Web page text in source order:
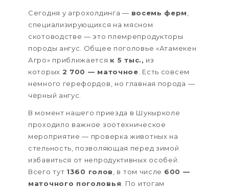
Сегодня у агрохолдинга — восемь ферм
специализирующихся на мясном
скотоводстве — это племрепродукторы
породы ангус. Общее поголовье «Атамекен
Агро» приближается к 5 тыс., из
которых 2 700 — маточное . Есть совсем
немного герефордов, но главная порода —
чёрный ангус.
В момент нашего приезда в Шукырколе
проходило важное зоотехническое
мероприятие — проверка животных на
стельность, позволяющая перед зимой
избавиться от непродуктивных особей.
Всего тут 1360 голов , в том числе 600 —
маточного поголовья . По итогам